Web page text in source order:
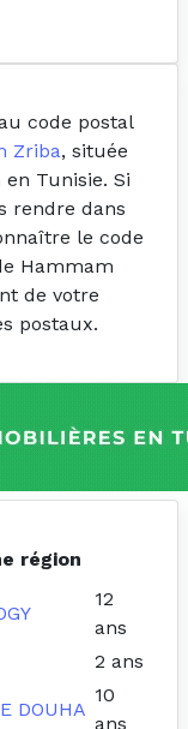
code postal
Zriba, située
en Tunisie. Si
rendre dans
le code
Hammam
de votre
postaux.
région
12
ans
2 ans
DOUHA
10
ans